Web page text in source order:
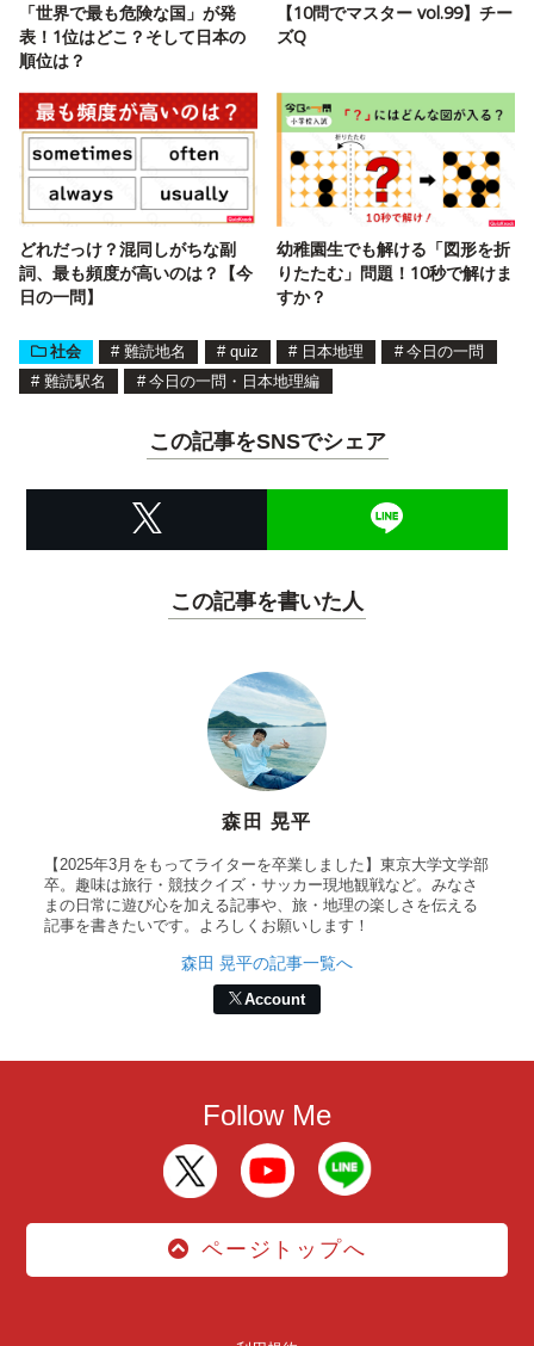
「世界で最も危険な国」が発
表！1位はどこ？そして日本の
順位は？
【10問でマスター vol.99】チー
ズQ
どれだっけ？混同しがちな副
詞、最も頻度が高いのは？【今
日の一問】
幼稚園生でも解ける「図形を折
りたたむ」問題！10秒で解けま
すか？
社会 # 難読地名 # quiz # 日本地理 # 今日の一問
# 難読駅名 # 今日の一問・日本地理編
この記事をSNSでシェア
この記事を書いた人
森田 晃平
【2025年3月をもってライターを卒業しました】東京大学文学部
卒。趣味は旅行・競技クイズ・サッカー現地観戦など。みなさ
まの日常に遊び心を加える記事や、旅・地理の楽しさを伝える
記事を書きたいです。よろしくお願いします！
森田 晃平の記事一覧へ
Account
Follow Me
ページトップへ